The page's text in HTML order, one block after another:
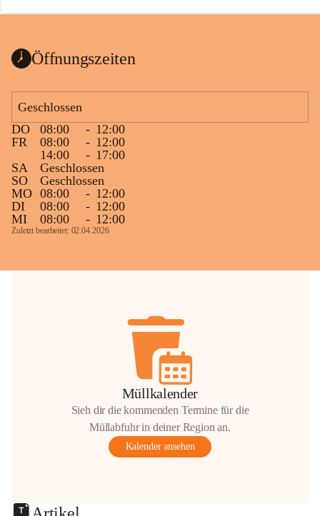
a
Öffnungszeiten
Geschlossen
DO
08:00 - 12:00
FR
08:00 - 12:00
14:00
- 17:00
SA
Geschlossen
SO
Geschlossen
MO 08:00 - 12:00
DI
08:00 - 12:00
MI
08:00 - 12:00
Zuletzt bearbeitet: 02.04.2026
Müllkalender
Sieh dir die kommenden Termine für die
Müllabfuhr in deiner Region an.
Kalender ansehen